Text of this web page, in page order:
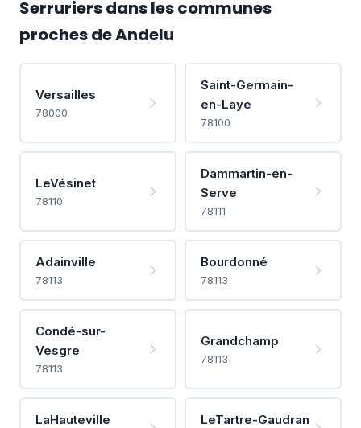
Serruriers dans les communes
proches de Andelu
Versailles
78000
Saint-Germain-
en-Laye
78100
LeVésinet
78110
Dammartin-en-
Serve
78111
Adainville
78113
Bourdonné
78113
Condé-sur-
Vesgre
78113
Grandchamp
78113
LaHauteville LeTartre-Gaudran